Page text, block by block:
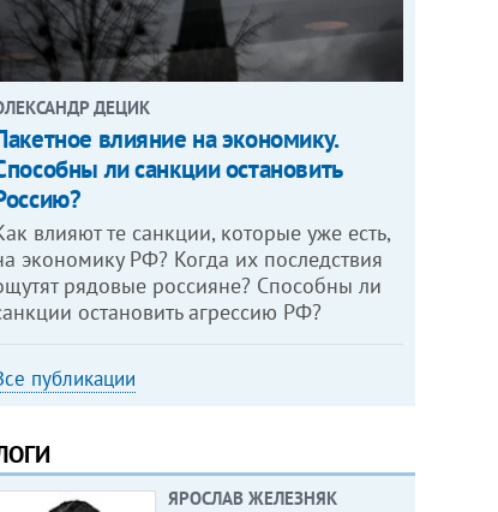
ДЕЦИК
влияние на экономику.
ли санкции остановить
влияют те санкции, которые уже есть,
экономику РФ? Когда их последствия
рядовые россияне? Способны ли
остановить агрессию РФ?
публикации
ЯРОСЛАВ ЖЕЛЕЗНЯК